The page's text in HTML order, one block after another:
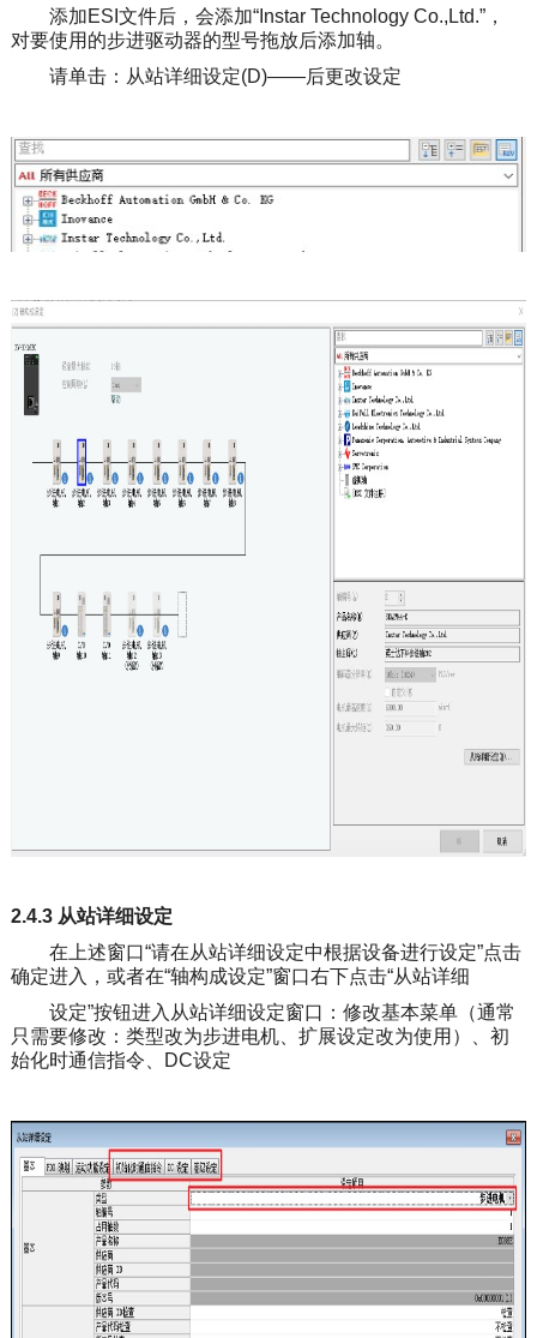
添加ESI文件后，会添加“Instar Technology Co.,Ltd.”，
对要使用的步进驱动器的型号拖放后添加轴。
请单击：从站详细设定(D)——后更改设定
2.4.3 从站详细设定
在上述窗口“请在从站详细设定中根据设备进行设定”点击
确定进入，或者在“轴构成设定”窗口右下点击“从站详细
设定”按钮进入从站详细设定窗口：修改基本菜单（通常
只需要修改：类型改为步进电机、扩展设定改为使用）、初
始化时通信指令、DC设定